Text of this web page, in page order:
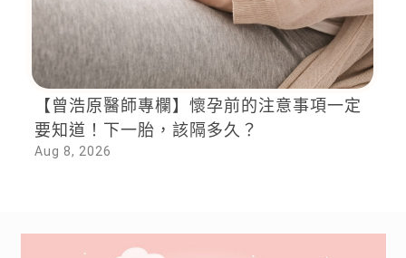
【曾浩原醫師專欄】懷孕前的注意事項一定
要知道！下一胎，該隔多久？
Aug 8, 2026